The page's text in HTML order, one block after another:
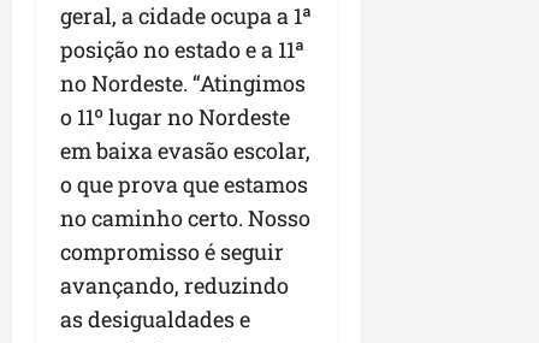
geral, a cidade ocupa a 1ª
posição no estado e a 11ª
no Nordeste. “Atingimos
o 11º lugar no Nordeste
em baixa evasão escolar,
o que prova que estamos
no caminho certo. Nosso
compromisso é seguir
avançando, reduzindo
as desigualdades e